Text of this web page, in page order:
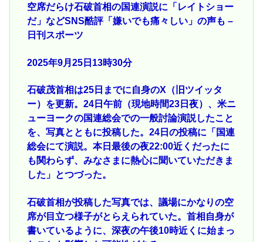
空席だらけ石破首相の国連演説に「レイトショー
だ」などSNS酷評「嫌いでも痛々しい」の声も –
日刊スポーツ
2025年9月25日13時30分
石破茂首相は25日までに自身のX（旧ツイッタ
ー）を更新。24日午前（現地時間23日夜）、米ニ
ューヨークの国連総会での一般討論演説したこと
を、写真とともに投稿した。24日の投稿に「国連
総会にて演説。本日最後の夜22:00近くだったに
も関わらず、みなさまに熱心に聞いていただきま
した」とつづった。
石破首相が投稿した写真では、議場にかなりの空
席が目立つ様子がとらえられていた。首相自身が
書いているように、深夜の午後10時近くに始まっ